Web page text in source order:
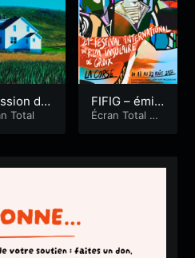
du
22
Total
FIFIG – émis
sion du sam
Écran Total &